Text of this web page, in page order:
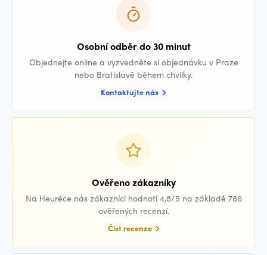
Osobní odběr do 30 minut
Objednejte online a vyzvedněte si objednávku v Praze
nebo Bratislavě během chvilky.
Kontaktujte nás
Ověřeno zákazníky
Na Heuréce nás zákazníci hodnotí 4,8/5 na základě 786
ověřených recenzí.
Číst recenze